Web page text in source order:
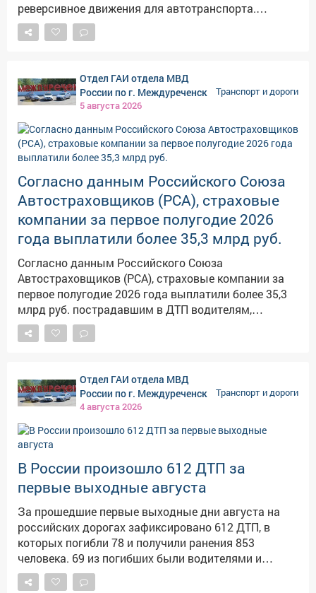
проведена семейная викторины, направленная на
знания ПДД и воспитание взаимного уважения всех
участников дорожного движения. Междуреченцев и
сигнально-говорящего устройства, световую
сигнализацию и специальную технику и средства,
которыми пользуются сотрудники
Госавтоинспекции, при несении службы. Каждому
желающему была предоставлена возможность
побывать в патрульном автомобиле и сделать
фото. В ходе встречи присутствующим еще раз
напомнили, почему важно соблюдать ПДД,
использовать светоотражатели и строго
выполнять правила, для водителей двухколесного
транспорта. С пожеланием безопасных дорог и
активным участникам мероприятия
светоотражатели, которые были изготовлены здесь
же, на мастер-классе. Взрослые и дети получили
заряд положительных эмоций и много полезных
знаний в области безопасности дорожного
движения, благодаря увлекательным и
Госавтоинспекции Междуреченска
реверсивное движения для автотранспорта.
Планируйте свои маршруты заранее, закладывайте
дополнительное время на дорогу и будьте
Отдел ГАИ отдела МВД
России по г. Междуреченск
5 августа 2026
Транспорт и дороги
Согласно данным Российского Союза
Автостраховщиков (РСА), страховые
компании за первое полугодие 2026
года выплатили более 35,3 млрд руб.
Согласно данным Российского Союза
Автостраховщиков (РСА), страховые компании за
первое полугодие 2026 года выплатили более 35,3
млрд руб. пострадавшим в ДТП водителям,
решившим оформить аварию без участия
Госавтоинспекции Подробнее в материале газеты
Отдел ГАИ отдела МВД
России по г. Междуреченск
4 августа 2026
Транспорт и дороги
В России произошло 612 ДТП за
первые выходные августа
За прошедшие первые выходные дни августа на
российских дорогах зафиксировано 612 ДТП, в
которых погибли 78 и получили ранения 853
человека. 69 из погибших были водителями и
пассажирами. Об этом 3 августа «Известиям»
сообщили в Госавтоинспекции МВД России. В